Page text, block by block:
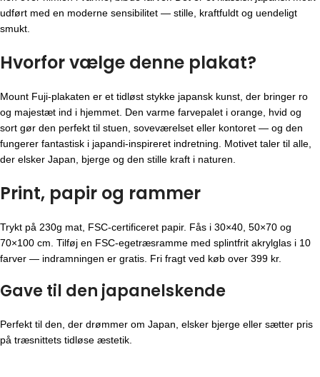
udført med en moderne sensibilitet — stille, kraftfuldt og uendeligt
smukt.
Hvorfor vælge denne plakat?
Mount Fuji-plakaten er et tidløst stykke japansk kunst, der bringer ro
og majestæt ind i hjemmet. Den varme farvepalet i orange, hvid og
sort gør den perfekt til stuen, soveværelset eller kontoret — og den
fungerer fantastisk i japandi-inspireret indretning. Motivet taler til alle,
der elsker Japan, bjerge og den stille kraft i naturen.
Print, papir og rammer
Trykt på 230g mat, FSC-certificeret papir. Fås i 30×40, 50×70 og
70×100 cm. Tilføj en FSC-egetræsramme med splintfrit akrylglas i 10
farver — indramningen er gratis. Fri fragt ved køb over 399 kr.
Gave til den japanelskende
Perfekt til den, der drømmer om Japan, elsker bjerge eller sætter pris
på træsnittets tidløse æstetik.